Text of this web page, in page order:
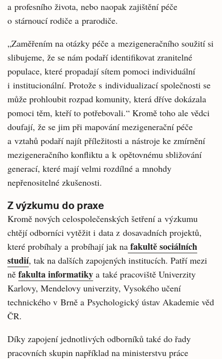
a profesního života, nebo naopak zajištění péče
o stárnoucí rodiče a prarodiče.
„Zaměřením na otázky péče a mezigeneračního soužití si
slibujeme, že se nám podaří identifikovat zranitelné
populace, které propadají sítem pomoci individuální
i institucionální. Protože s individualizací společnosti se
může prohloubit rozpad komunity, která dříve dokázala
pomoci těm, kteří to potřebovali.“ Kromě toho ale vědci
doufají, že se jim při mapování mezigenerační péče
a vztahů podaří najít příležitosti a nástroje ke zmírnění
mezigeneračního konfliktu a k opětovnému sbližování
generací, které mají velmi rozdílné a mnohdy
nepřenositelné zkušenosti.
Z výzkumu do praxe
Kromě nových celospolečenských šetření a výzkumu
chtějí odborníci vytěžit i data z dosavadních projektů,
které probíhaly a probíhají jak na fakultě sociálních
studií, tak na dalších zapojených institucích. Patří mezi
ně fakulta informatiky a také pracoviště Univerzity
Karlovy, Mendelovy univerzity, Vysokého učení
technického v Brně a Psychologický ústav Akademie věd
ČR.
Díky zapojení jednotlivých odborníků také do řady
pracovních skupin například na ministerstvu práce